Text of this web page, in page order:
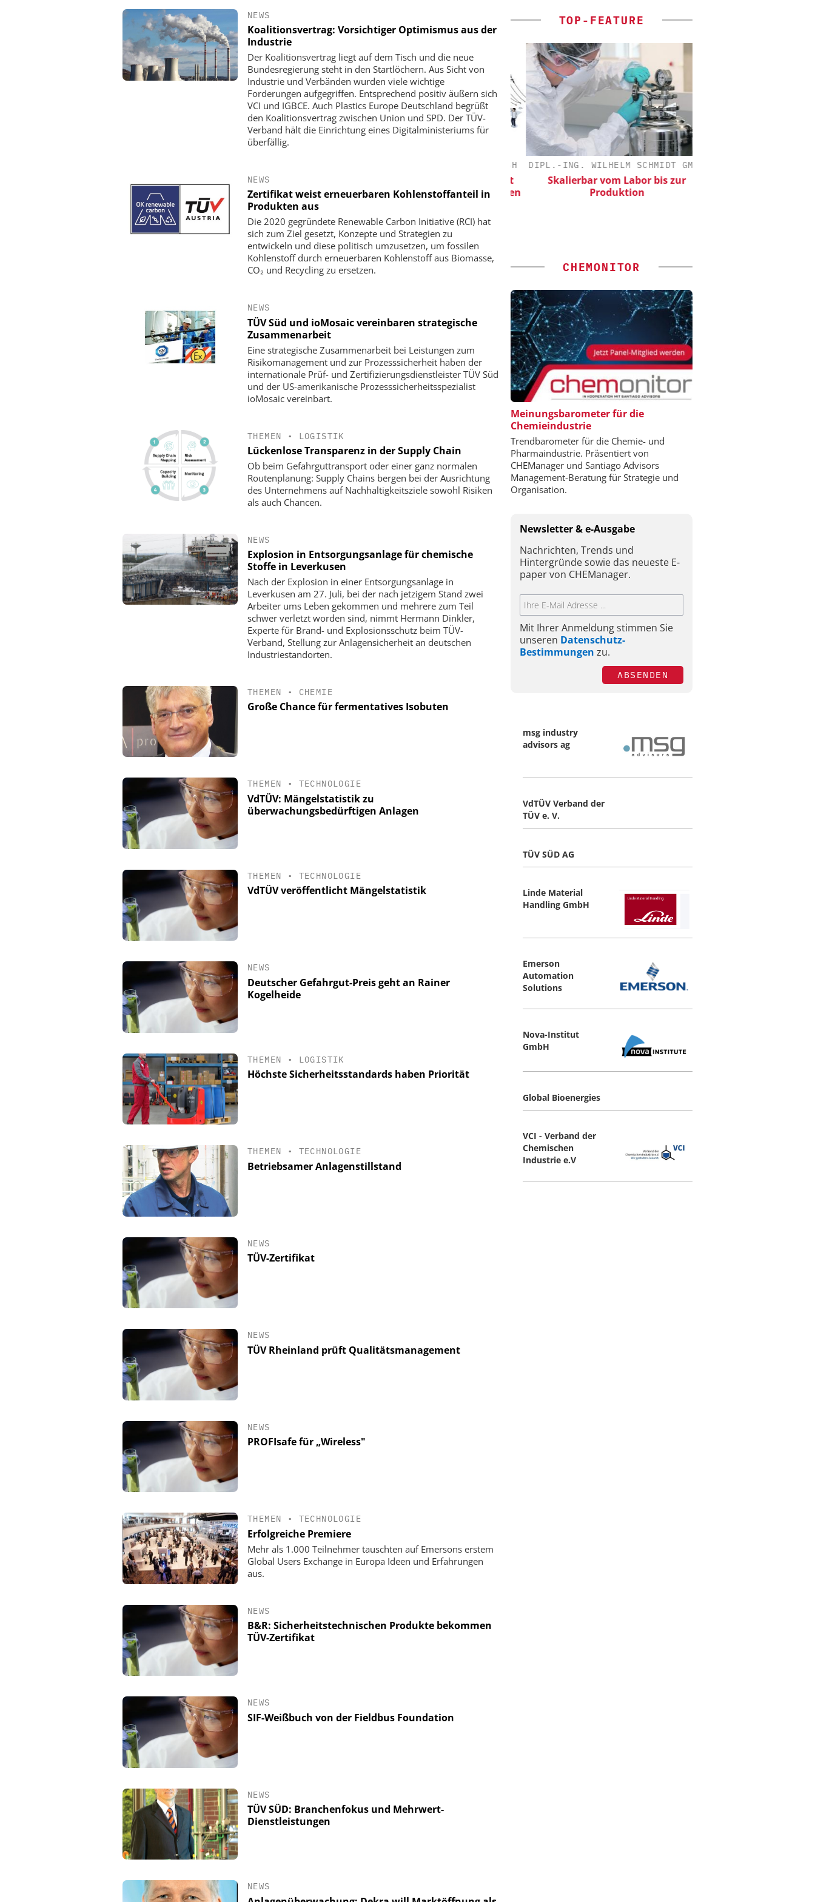
NEWS
Koalitionsvertrag: Vorsichtiger Optimismus aus der
Industrie
Der Koalitionsvertrag liegt auf dem Tisch und die neue
Bundesregierung steht in den Startlöchern. Aus Sicht von
Industrie und Verbänden wurden viele wichtige
Forderungen aufgegriffen. Entsprechend positiv äußern sich
VCI und IGBCE. Auch Plastics Europe Deutschland begrüßt
den Koalitionsvertrag zwischen Union und SPD. Der TÜV-
Verband hält die Einrichtung eines Digitalministeriums für
überfällig.
NEWS
Zertifikat weist erneuerbaren Kohlenstoffanteil in
Produkten aus
Die 2020 gegründete Renewable Carbon Initiative (RCI) hat
sich zum Ziel gesetzt, Konzepte und Strategien zu
entwickeln und diese politisch umzusetzen, um fossilen
Kohlenstoff durch erneuerbaren Kohlenstoff aus Biomasse,
CO₂ und Recycling zu ersetzen.
NEWS
TÜV Süd und ioMosaic vereinbaren strategische
Zusammenarbeit
Eine strategische Zusammenarbeit bei Leistungen zum
Risikomanagement und zur Prozesssicherheit haben der
internationale Prüf- und Zertifizierungsdienstleister TÜV Süd
und der US-amerikanische Prozesssicherheitsspezialist
ioMosaic vereinbart.
THEMEN • LOGISTIK
Lückenlose Transparenz in der Supply Chain
Ob beim Gefahrguttransport oder einer ganz normalen
Routenplanung: Supply Chains bergen bei der Ausrichtung
des Unternehmens auf Nachhaltigkeitsziele sowohl Risiken
als auch Chancen.
NEWS
Explosion in Entsorgungsanlage für chemische
Stoffe in Leverkusen
Nach der Explosion in einer Entsorgungsanlage in
Leverkusen am 27. Juli, bei der nach jetzigem Stand zwei
Arbeiter ums Leben gekommen und mehrere zum Teil
schwer verletzt worden sind, nimmt Hermann Dinkler,
Experte für Brand- und Explosionsschutz beim TÜV-
Verband, Stellung zur Anlagensicherheit an deutschen
Industriestandorten.
THEMEN • CHEMIE
Große Chance für fermentatives Isobuten
THEMEN • TECHNOLOGIE
VdTÜV: Mängelstatistik zu
überwachungsbedürftigen Anlagen
THEMEN • TECHNOLOGIE
VdTÜV veröffentlicht Mängelstatistik
NEWS
Deutscher Gefahrgut-Preis geht an Rainer
Kogelheide
THEMEN • LOGISTIK
Höchste Sicherheitsstandards haben Priorität
THEMEN • TECHNOLOGIE
Betriebsamer Anlagenstillstand
NEWS
TÜV-Zertifikat
NEWS
TÜV Rheinland prüft Qualitätsmanagement
NEWS
PROFIsafe für „Wireless"
THEMEN • TECHNOLOGIE
Erfolgreiche Premiere
Mehr als 1.000 Teilnehmer tauschten auf Emersons erstem
Global Users Exchange in Europa Ideen und Erfahrungen
aus.
NEWS
B&R: Sicherheitstechnischen Produkte bekommen
TÜV-Zertifikat
NEWS
SIF-Weißbuch von der Fieldbus Foundation
NEWS
TÜV SÜD: Branchenfokus und Mehrwert-
Dienstleistungen
NEWS
TOP-FEATURE
Kleine Probe, große Wirkung
Generation Batteries and Hydrogen
DIPL.-ING. WILHELM SCHMIDT GMBH
Skalierbar vom Labor bis zur
Produktion
CHEMONITOR
Meinungsbarometer für die
Chemieindustrie
Trendbarometer für die Chemie- und
Pharmaindustrie. Präsentiert von
CHEManager und Santiago Advisors
Management-Beratung für Strategie und
Organisation.
Newsletter & e-Ausgabe
Nachrichten, Trends und
Hintergründe sowie das neueste E-
paper von CHEManager.
Mit Ihrer Anmeldung stimmen Sie
unseren Datenschutz-
Bestimmungen zu.
ABSENDEN
msg industry
advisors ag
VdTÜV Verband der
TÜV e. V.
TÜV SÜD AG
Linde Material
Handling GmbH
Emerson
Automation
Solutions
Nova-Institut
GmbH
Global Bioenergies
VCI - Verband der
Chemischen
Industrie e.V